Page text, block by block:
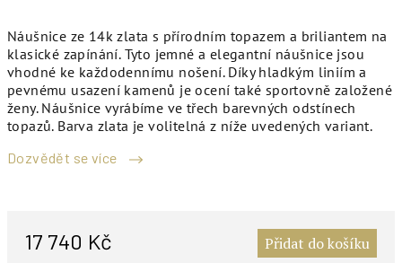
Náušnice ze 14k zlata s přírodním topazem a briliantem na
klasické zapínání. Tyto jemné a elegantní náušnice jsou
vhodné ke každodennímu nošení. Díky hladkým liniím a
pevnému usazení kamenů je ocení také sportovně založené
ženy. Náušnice vyrábíme ve třech barevných odstínech
topazů. Barva zlata je volitelná z níže uvedených variant.
Dozvědět se více
17 740 Kč Přidat do košíku